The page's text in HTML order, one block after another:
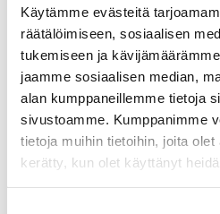
Käytämme evästeitä
räätälöimiseen, sosiaalisen
tukemiseen ja
jaamme sosiaalisen median,
alan kumppaneillemme tietoja
sivustoamme. Kumppanimme
tietoja muihin tietoihin, joita
kerätty, kun olet käyttänyt
Sako Oy
Tarkkalan Kuljetus Oy
Trans Farm Oy
Ullan Pakari Oy
Vepro Oy
WSAB Puutavarakuivaamot Oy
Jaa artikkeli :Facebook